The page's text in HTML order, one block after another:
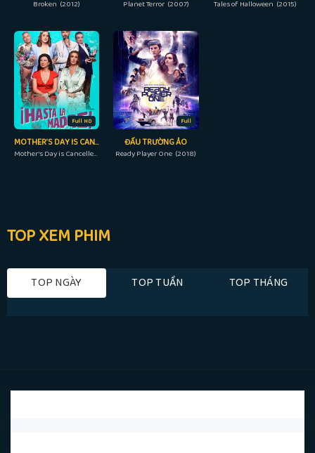
Broken (2012) Planet Terror (2007) Tales of Halloween (2015)
Full HD
MOTHER’S DAY IS CANCELLED
Mother’s Day is Cancelled (2023)
Full
ĐẤU TRƯỜNG ẢO
Ready Player One (2018)
TOP XEM PHIM
TOP NGÀY TOP TUẦN TOP THÁNG